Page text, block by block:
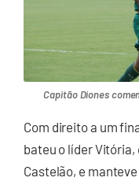
Capitão Diones
Com direito a um
bateu o líder
Castelão, e